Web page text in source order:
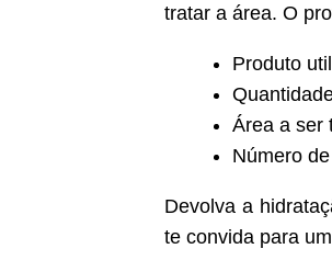
tratar a área. O
Produto
Área a ser
Número
Devolva a
te convida para